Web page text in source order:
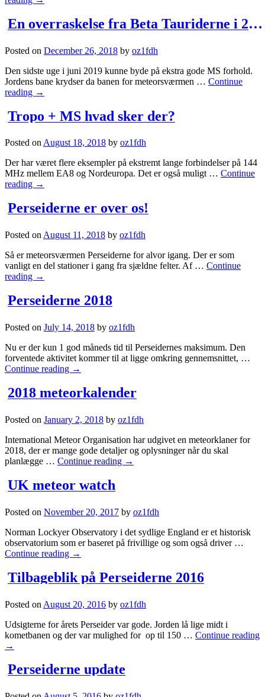
En overraskelse fra Beta Tauriderne i 2019?
Posted on December 26, 2018 by oz1fdh
Den sidste uge i juni 2019 kunne byde på ekstra gode MS forhold.
Jordens bane krydser da banen for meteorsværmen … Continue
reading →
Tropo + MS hvad sker der?
Posted onAugust 18, 2018 by oz1fdh
Der har været flere eksempler på ekstremt lange forbindelser på 144
MHz mellem EA8 og Nordeuropa. Det er også muligt … Continue
reading →
Perseiderne er over os!
Posted on August 11, 2018 by oz1fdh
Så er meteorsværmen Perseiderne for alvor igang. Der er som
vanligt en del stationer i gang fra sjældne felter. Af … Continue
reading →
Perseiderne 2018
Posted on July 14, 2018 by oz1fdh
Nu er der kun 1 god måneds tid til Perseidernes maksimum. Den
forventede aktivitet kommer til at ligge omkring gennemsnittet, …
Continue reading →
2018 meteorkalender
Posted on January 2, 2018 by oz1fdh
International Meteor Organisation har udgivet en meteorklaner for
2018, der er mange gode detaljer og oplysninger når du skal
planlægge … Continue reading →
UK meteor watch
Posted on November 20, 2017 by oz1fdh
Norman Lockyer Observatory i det sydlige England er et historisk
observatorium som er baseret på frivillige og som også driver …
Continue reading →
Tilbageblik på Perseiderne 2016
Posted on August 20, 2016 by oz1fdh
Udsigterne for årets Perseider var gode. Jorden lå lige midt i
kometbanen og der var mulighed for op til 150 … Continue reading
→
Perseiderne update